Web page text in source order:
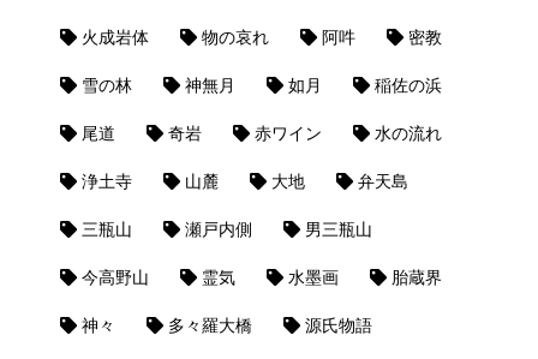
火成岩体 物の哀れ 阿吽 密教
雪の林 神無月 如月 稲佐の浜
尾道 奇岩 赤ワイン 水の流れ
浄土寺 山麓 大地 弁天島
三瓶山 瀬戸内側 男三瓶山
今高野山 霊気 水墨画 胎蔵界
神々 多々羅大橋 源氏物語